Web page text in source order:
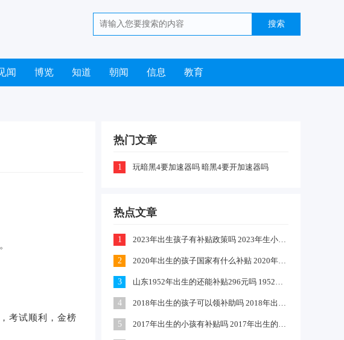
闻 博览 知道 朝闻 信息 教育
考试顺利，金榜
热门文章
1 玩暗黑4要加速器吗 暗黑4要开加速器吗
热点文章
1 2023年出生孩子有补贴政策吗 2023年生小孩有什么补贴政策
2 2020年出生的孩子国家有什么补贴 2020年农村出生的孩子有补贴吗
3 山东1952年出生的还能补贴296元吗 1952出生是否享受高龄补助
4 2018年出生的孩子可以领补助吗 2018年出生的孩子政府有补贴吗
5 2017年出生的小孩有补贴吗 2017年出生的可以领取生育津贴吗